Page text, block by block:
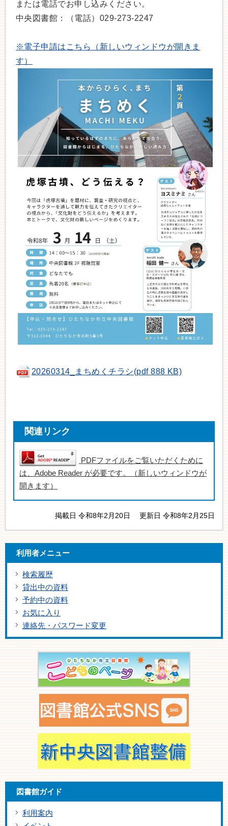
または電話でお申し込みください。
中央図書館：（電話）029-273-2247
※電子申請はこちら（新しいウィンドウが開きま
す）
20260314_まちめくチラシ(pdf 888 KB)
関連リンク
PDFファイルをご覧いただくために
は、Adobe Reader が必要です。（新しいウィンドウが
開きます）
掲載日 令和8年2月20日 更新日 令和8年2月25日
利用者メニュー
検索履歴
貸出中の資料
予約中の資料
お気に入り
連絡先・パスワード変更
図書館ガイド
利用案内